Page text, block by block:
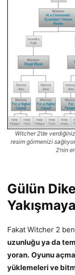
Witcher 2’de
resim görmenizi
2’nin
Gülün
Fakat Witcher 2
uzunluğu ya da
yoran. Oyunu
yüklemeleri ve